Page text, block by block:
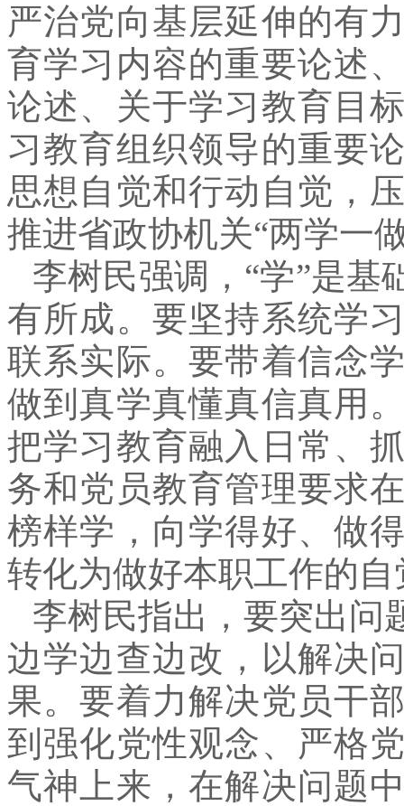
严治党向基层延伸的有
育学习内容的重要论述
论述、关于学习教育目
习教育组织领导的重要
思想自觉和行动自觉，
推进省政协机关“两学一
李树民强调，“学”是基
有所成。要坚持系统学
联系实际。要带着信念
做到真学真懂真信真用
把学习教育融入日常、
务和党员教育管理要求
榜样学，向学得好、做
转化为做好本职工作的
李树民指出，要突出问
边学边查边改，以解决
果。要着力解决党员干
到强化党性观念、严格
气神上来，在解决问题